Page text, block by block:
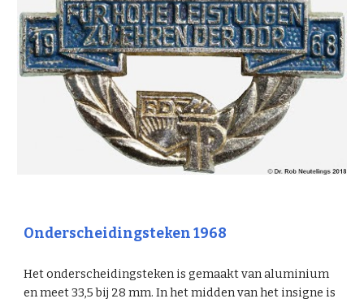
Onderscheidingsteken 1968
Het onderscheidingsteken is gemaakt van aluminium
en meet 33,5 bij 28 mm. In het midden van het insigne is